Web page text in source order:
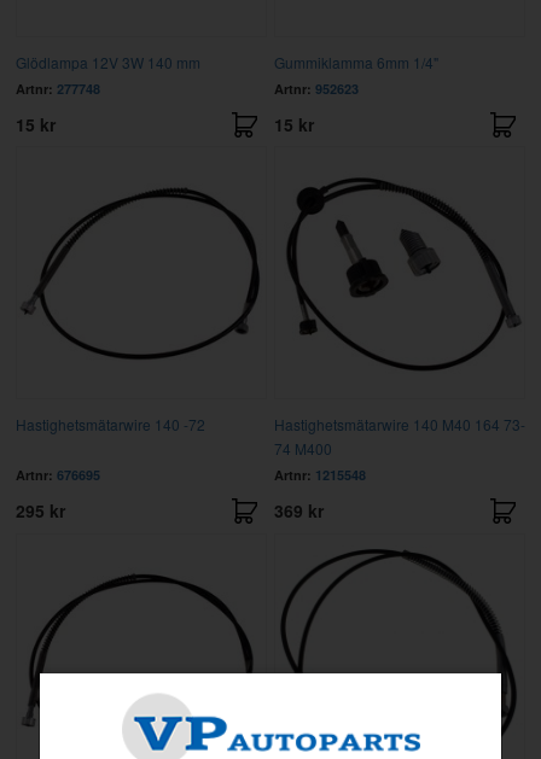
Glödlampa 12V 3W 140 mm
Artnr: 277748
15 kr
Gummiklamma 6mm 1/4"
Artnr: 952623
15 kr
Hastighetsmätarwire 140 -72
Artnr: 676695
295 kr
Hastighetsmätarwire 140 M40 164 73-
74 M400
Artnr: 1215548
369 kr